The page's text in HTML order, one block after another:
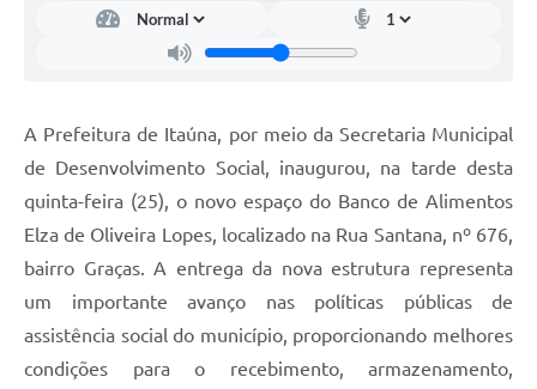
A Prefeitura de Itaúna, por meio da Secretaria Municipal
de Desenvolvimento Social, inaugurou, na tarde desta
quinta-feira (25), o novo espaço do Banco de Alimentos
Elza de Oliveira Lopes, localizado na Rua Santana, nº 676,
bairro Graças. A entrega da nova estrutura representa
um importante avanço nas políticas públicas de
assistência social do município, proporcionando melhores
condições para o recebimento, armazenamento,